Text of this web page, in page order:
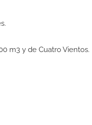
m3 y de Cuatro Vientos.